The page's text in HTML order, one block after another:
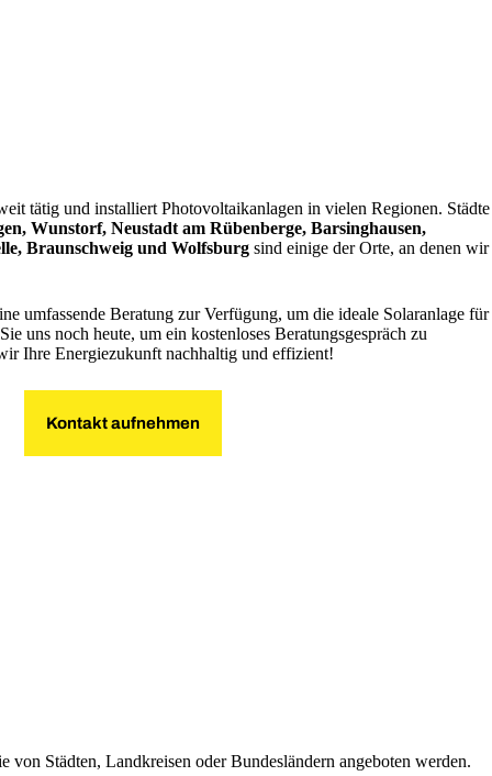
tätig und installiert Photovoltaikanlagen in vielen Regionen. Städte
Wunstorf, Neustadt am Rübenberge, Barsinghausen,
Braunschweig und Wolfsburg sind einige der Orte, an denen wir
umfassende Beratung zur Verfügung, um die ideale Solaranlage für
uns noch heute, um ein kostenloses Beratungsgespräch zu
Ihre Energiezukunft nachhaltig und effizient!
Kontakt aufnehmen
Städten, Landkreisen oder Bundesländern angeboten werden.